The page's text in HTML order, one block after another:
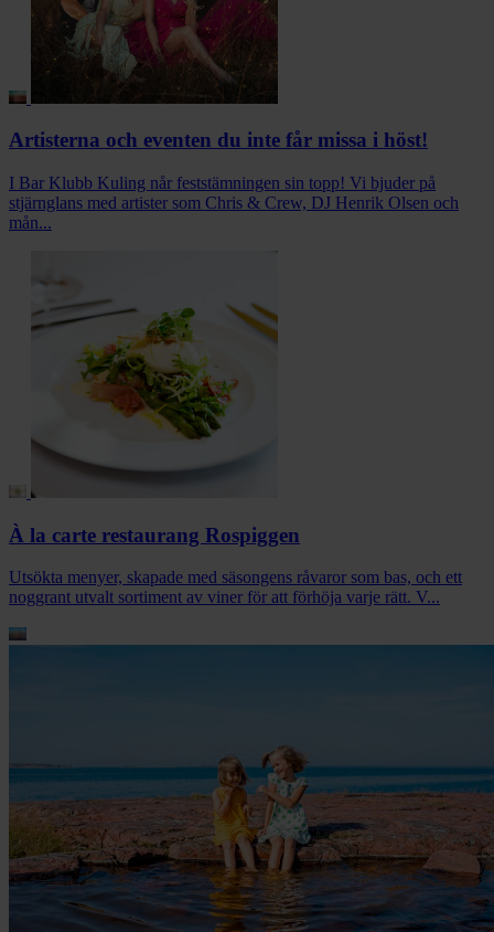
Artisterna och eventen du inte får missa i höst!
I Bar Klubb Kuling når feststämningen sin topp! Vi bjuder på
stjärnglans med artister som Chris & Crew, DJ Henrik Olsen och
mån...
À la carte restaurang Rospiggen
Utsökta menyer, skapade med säsongens råvaror som bas, och ett
noggrant utvalt sortiment av viner för att förhöja varje rätt. V...